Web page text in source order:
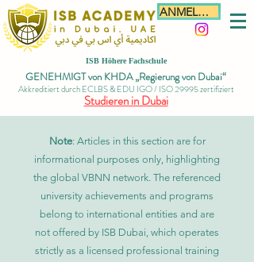
ANMELDEN
ISB Höhere Fachschule
GENEHMIGT von KHDA „Regierung von Dubai“
Akkreditiert durch ECLBS & EDU IGO / ISO 29995 zertifiziert
Studieren in Dubai
Note: Articles in this section are for
informational purposes only, highlighting
the global VBNN network. The referenced
university achievements and programs
belong to international entities and are
not offered by ISB Dubai, which operates
strictly as a licensed professional training